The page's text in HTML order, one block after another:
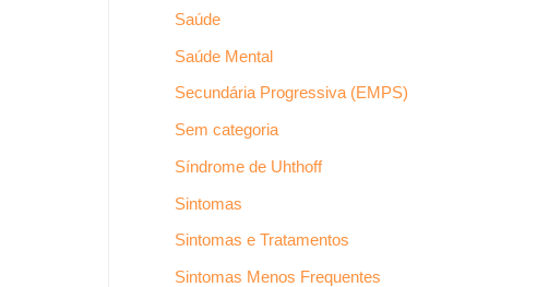
Saúde
Saúde Mental
Secundária Progressiva (EMPS)
Sem categoria
Síndrome de Uhthoff
Sintomas
Sintomas e Tratamentos
Sintomas Menos Frequentes